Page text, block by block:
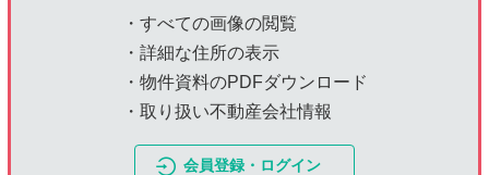
・すべての画像の閲覧
・詳細な住所の表示
・物件資料のPDFダウンロード
・取り扱い不動産会社情報
会員登録・ログイン